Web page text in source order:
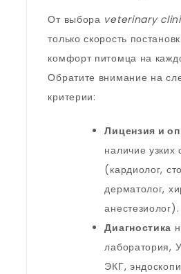
От выбора veterinary
только скорость
комфорт питомца на
Обратите внимание на
критерии:
Лицензия и
наличие узких
(кардиолог,
дерматолог,
анестезиолог).
Диагностика
лаборатория,
ЭКГ,